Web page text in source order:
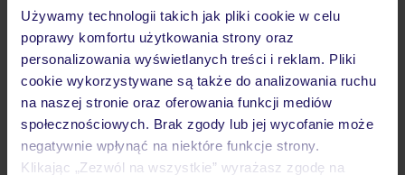
Używamy technologii takich jak pliki cookie w celu
poprawy komfortu użytkowania strony oraz
personalizowania wyświetlanych treści i reklam. Pliki
cookie wykorzystywane są także do analizowania ruchu
na naszej stronie oraz oferowania funkcji mediów
społecznościowych. Brak zgody lub jej wycofanie może
negatywnie wpłynąć na niektóre funkcje strony.
Klikając „Zezwól na wszystkie” wyrażasz zgodę na
wariantów ochrony »
Dlaczego warto wybrać TUI?